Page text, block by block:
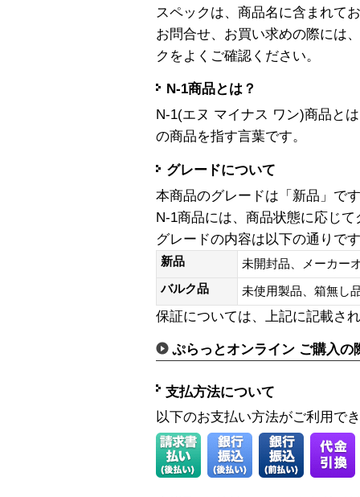
スペックは、商品名に含まれて
お問合せ、お買い求めの際には
クをよくご確認ください。
N-1商品とは？
N-1(エヌ マイナス ワン)商品と
の商品を指す言葉です。
グレードについて
本商品のグレードは「新品」です
N-1商品には、商品状態に応じ
グレードの内容は以下の通りで
新品
未開封品、メーカー
バルク品
未使用製品、箱無
保証については、上記に記載さ
ぷらっとオンライン ご購入の
支払方法について
以下のお支払い方法がご利用で